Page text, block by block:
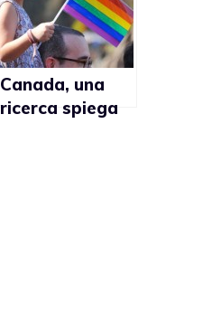
Canada, una
ricerca spiega